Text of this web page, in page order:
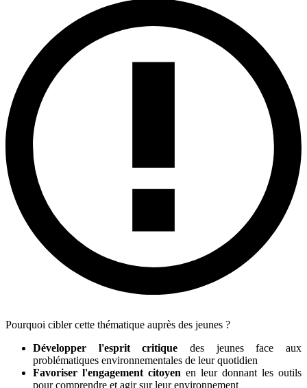
Pourquoi cibler cette thématique auprès des jeunes ?
Développer l'esprit critique des jeunes face aux
problématiques environnementales de leur quotidien
Favoriser l'engagement citoyen en leur donnant les outils
pour comprendre et agir sur leur environnement